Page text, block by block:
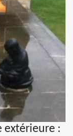
extérieure :